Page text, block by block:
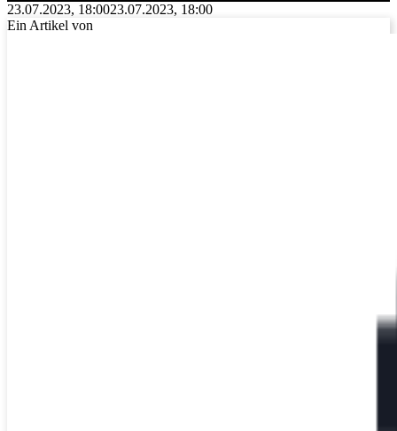
23.07.2023, 18:0023.07.2023, 18:00
Ein Artikel von